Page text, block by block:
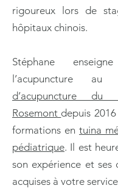
rigoureux lors de
hôpitaux chinois.
Stéphane
l’acupuncture au
d’acupuncture
Rosemont depuis
formations en tuina
pédiatrique. Il est
son expérience et ses
acquises à votre